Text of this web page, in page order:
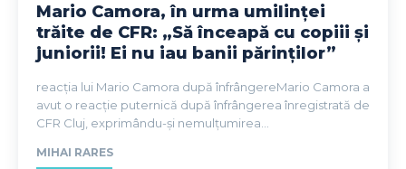
Mario Camora, în urma umilinței
trăite de CFR: „Să înceapă cu copiii și
juniorii! Ei nu iau banii părinților”
reacția lui Mario Camora după înfrângereMario Camora a
avut o reacție puternică după înfrângerea înregistrată de
CFR Cluj, exprimându-și nemulțumirea...
MIHAI RARES